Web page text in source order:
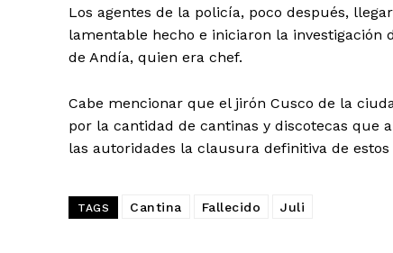
Los agentes de la policía, poco después,
lamentable hecho e iniciaron la investigación
de Andía, quien era chef.
Cabe mencionar que el jirón Cusco de la
por la cantidad de cantinas y discotecas que
las autoridades la clausura definitiva de
TAGS Cantina Fallecido Juli